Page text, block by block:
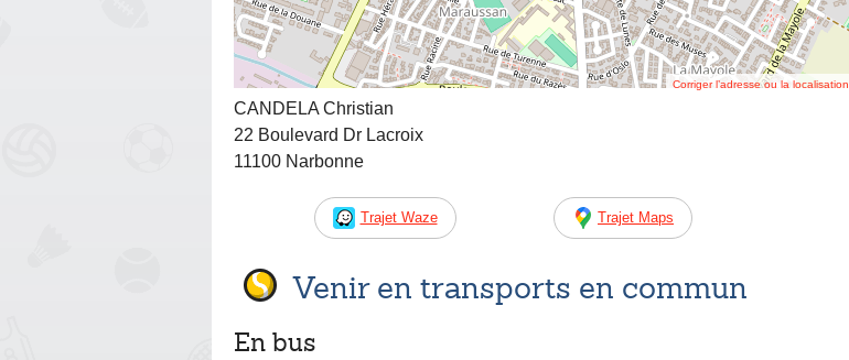
Corriger l’adresse ou la localisation
CANDELA Christian
22 Boulevard Dr Lacroix
11100 Narbonne
Trajet Waze Trajet Maps
Venir en transports en commun
En bus